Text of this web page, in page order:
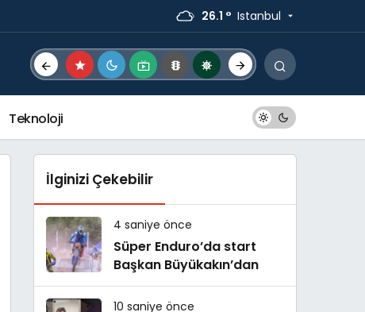
26.1 ° Istanbul
Teknoloji
İlginizi Çekebilir
4 saniye önce
Süper Enduro’da start
Başkan Büyükakın’dan
10 saniye önce